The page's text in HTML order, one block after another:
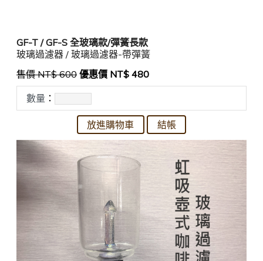
GF-T / GF-S 全玻璃款/彈簧長款
玻璃過濾器 / 玻璃過濾器-帶彈簧
售價 NT$ 600 優惠價 NT$ 480
數量 ：